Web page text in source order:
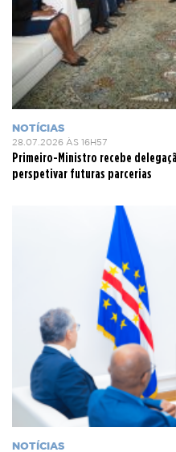
NOTÍCIAS
28.07.2026 ÀS 16H57
Primeiro-Ministro recebe
perspetivar futuras parcerias
NOTÍCIAS